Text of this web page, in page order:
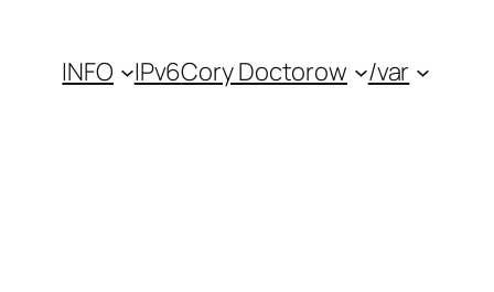
INFO IPv6Cory Doctorow /var